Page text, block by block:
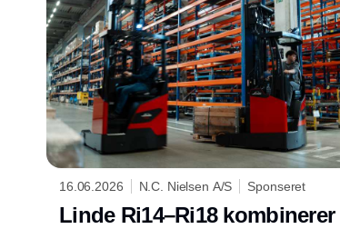
samme type, så den første bølge af Linde el-
truck nu er i sving på virksomhedens danske
produktionsanlæg.
16.06.2026 N.C. Nielsen A/S Sponseret
Linde Ri14–Ri18 kombinerer